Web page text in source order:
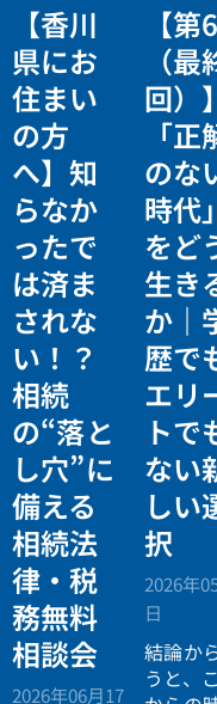
【香川
県にお
住まい
の方
へ】知
らなか
ったで
は済ま
されな
い！？
相続
の“落と
し穴”に
備える
相続法
律・税
務無料
相談会
2026年06月17
【
（最
回）】
「正
のな
時代」
をど
生き
か｜
歴で
エリ
トで
ない
しい
択
2026年
日
結論か
うと、